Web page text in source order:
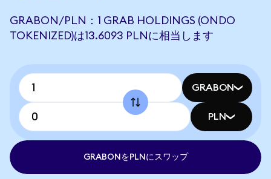
GRABON/PLN：1 GRAB HOLDINGS (ONDO
TOKENIZED)は13.6093 PLNに相当します
GRABON
PLN
GRABONをPLNにスワップ